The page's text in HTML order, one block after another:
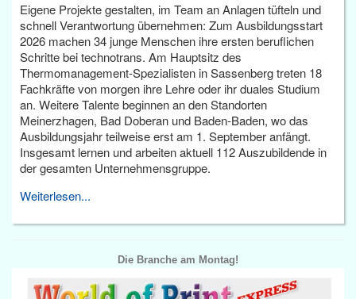
Eigene Projekte gestalten, im Team an Anlagen tüfteln und
schnell Verantwortung übernehmen: Zum Ausbildungsstart
2026 machen 34 junge Menschen ihre ersten beruflichen
Schritte bei technotrans. Am Hauptsitz des
Thermomanagement-Spezialisten in Sassenberg treten 18
Fachkräfte von morgen ihre Lehre oder ihr duales Studium
an. Weitere Talente beginnen an den Standorten
Meinerzhagen, Bad Doberan und Baden-Baden, wo das
Ausbildungsjahr teilweise erst am 1. September anfängt.
Insgesamt lernen und arbeiten aktuell 112 Auszubildende in
der gesamten Unternehmensgruppe.
Weiterlesen...
Die Branche am Montag!